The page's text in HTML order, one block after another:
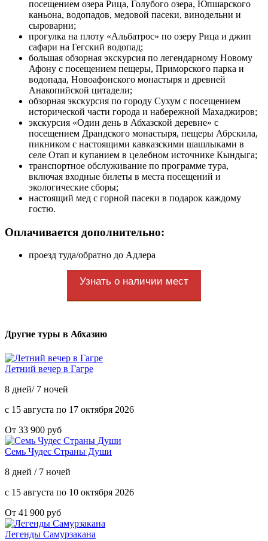
посещением озера Рица, Голубого озера, Юпшарского
каньона, водопадов, медовой пасеки, винодельни и
сыроварни;
прогулка на плоту «Альбатрос» по озеру Рица и джип
сафари на Гегский водопад;
большая обзорная экскурсия по легендарному Новому
Афону с посещением пещеры, Приморского парка и
водопада, Новоафонского монастыря и древней
Анакопийской цитадели;
обзорная экскурсия по городу Сухум с посещением
исторической части города и набережной Махаджиров;
экскурсия «Один день в Абхазской деревне» с
посещением Драндского монастыря, пещеры Абрскила,
пикником с настоящими кавказскими шашлыками в
селе Отап и купанием в целебном источнике Кындыга;
транспортное обслуживание по программе тура,
включая входные билеты в места посещений и
экологические сборы;
настоящий мед с горной пасеки в подарок каждому
гостю.
Оплачивается дополнительно:
проезд туда/обратно до Адлера
Узнать о наличии мест
Другие туры в Абхазию
Летний вечер в Гагре
8 дней/ 7 ночей
с 15 августа по 17 октября 2026
От 33 900 руб
Семь Чудес Страны Души
8 дней / 7 ночей
с 15 августа по 10 октября 2026
От 41 900 руб
Легенды Самурзакана